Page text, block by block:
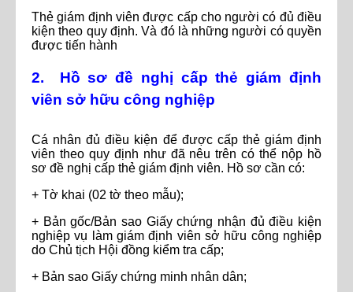
Thẻ giám định viên được cấp cho người có đủ điều
kiện theo quy định. Và đó là những người có quyền
được tiến hành
2. Hồ sơ đề nghị cấp thẻ giám định
viên sở hữu công nghiệp
Cá nhân đủ điều kiện để được cấp thẻ giám định
viên theo quy định như đã nêu trên có thể nộp hồ
sơ đề nghị cấp thẻ giám định viên. Hồ sơ cần có:
+ Tờ khai (02 tờ theo mẫu);
+ Bản gốc/Bản sao Giấy chứng nhận đủ điều kiện
nghiệp vụ làm giám định viên sở hữu công nghiệp
do Chủ tịch Hội đồng kiểm tra cấp;
+ Bản sao Giấy chứng minh nhân dân;